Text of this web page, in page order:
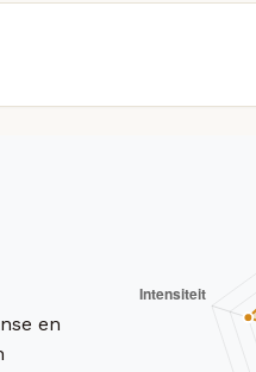
en